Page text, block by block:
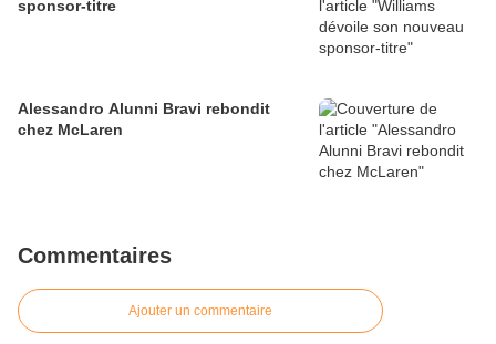
sponsor-titre
Alessandro Alunni Bravi rebondit
chez McLaren
Commentaires
Ajouter un commentaire